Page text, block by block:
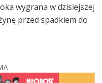
wygrana w dzisiejszej
przed spadkiem do